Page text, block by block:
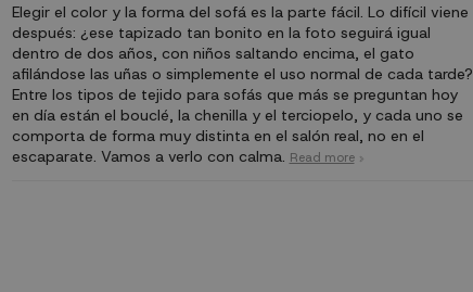
Elegir el color y la forma del sofá es la parte fácil. Lo difícil viene
después: ¿ese tapizado tan bonito en la foto seguirá igual
dentro de dos años, con niños saltando encima, el gato
afilándose las uñas o simplemente el uso normal de cada tarde?
Entre los tipos de tejido para sofás que más se preguntan hoy
en día están el bouclé, la chenilla y el terciopelo, y cada uno se
comporta de forma muy distinta en el salón real, no en el
escaparate. Vamos a verlo con calma. Read more